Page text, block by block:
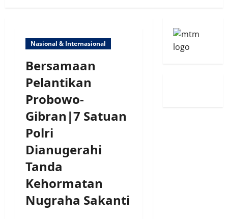
Nasional & Internasional
Bersamaan
Pelantikan
Probowo-
Gibran|7 Satuan
Polri
Dianugerahi
Tanda
Kehormatan
Nugraha Sakanti